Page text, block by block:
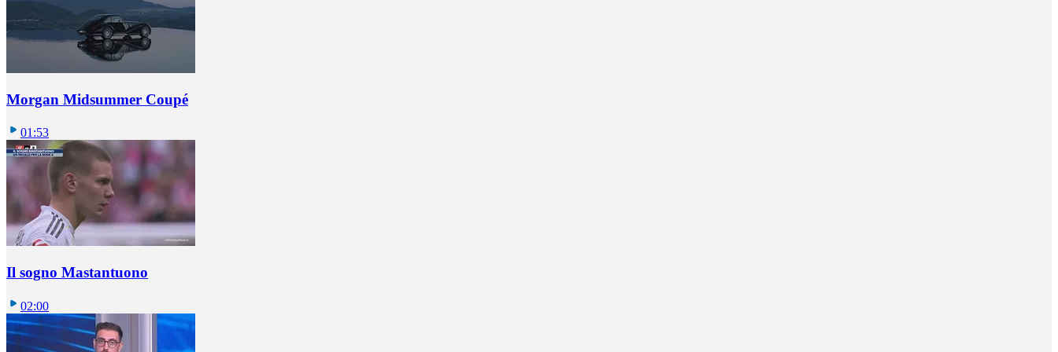
Morgan Midsummer Coupé
01:53
Il sogno Mastantuono
02:00